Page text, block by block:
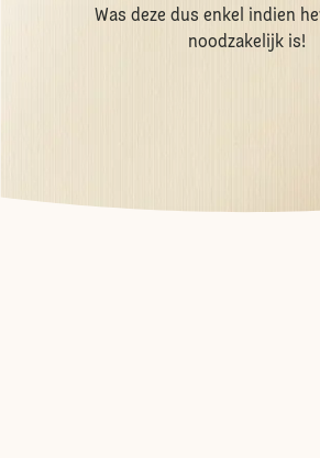
Was deze dus enkel indien
noodzakelijk is!